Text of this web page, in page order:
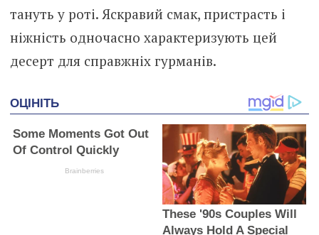
тануть у роті. Яскравий смак, пристрасть і
ніжність одночасно характеризують цей
десерт для справжніх гурманів.